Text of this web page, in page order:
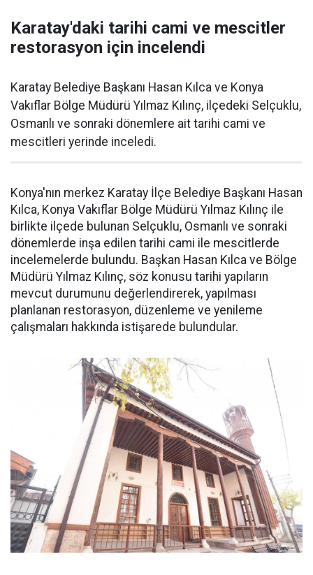
Karatay'daki tarihi cami ve mescitler
restorasyon için incelendi
Karatay Belediye Başkanı Hasan Kılca ve Konya
Vakıflar Bölge Müdürü Yılmaz Kılınç, ilçedeki Selçuklu,
Osmanlı ve sonraki dönemlere ait tarihi cami ve
mescitleri yerinde inceledi.
Konya'nın merkez Karatay İlçe Belediye Başkanı Hasan
Kılca, Konya Vakıflar Bölge Müdürü Yılmaz Kılınç ile
birlikte ilçede bulunan Selçuklu, Osmanlı ve sonraki
dönemlerde inşa edilen tarihi cami ile mescitlerde
incelemelerde bulundu. Başkan Hasan Kılca ve Bölge
Müdürü Yılmaz Kılınç, söz konusu tarihi yapıların
mevcut durumunu değerlendirerek, yapılması
planlanan restorasyon, düzenleme ve yenileme
çalışmaları hakkında istişarede bulundular.